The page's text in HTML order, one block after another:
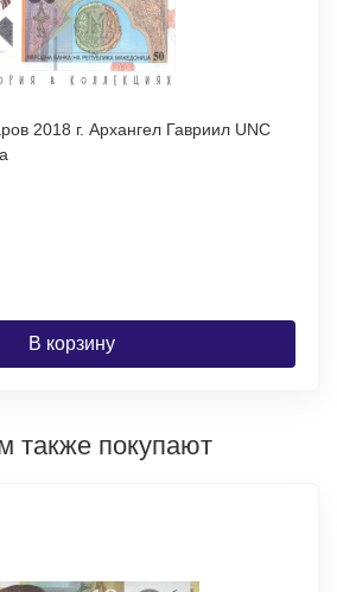
2018 г. Архангел Гавриил UNC
В корзину
также покупают